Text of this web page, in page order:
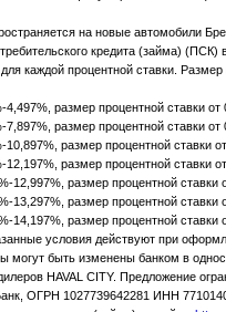
на новые автомобили
кредита (займа) (ПСК)
каждой процентной ставки.
размер процентной ставки
размер процентной ставки от
размер процентной ставки
размер процентной ставки
размер процентной ставки
размер процентной ставки
размер процентной ставки
условия действуют при
быть изменены банком в
HAVAL CITY. Предложение
ОГРН 1027739642281 ИНН